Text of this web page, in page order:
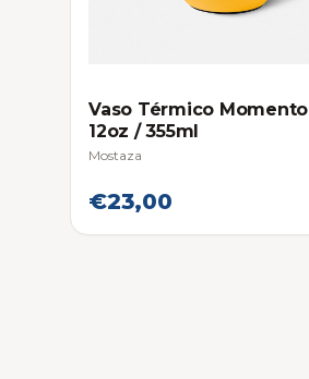
Vaso Térmico
12oz / 355ml
Mostaza
€23,00